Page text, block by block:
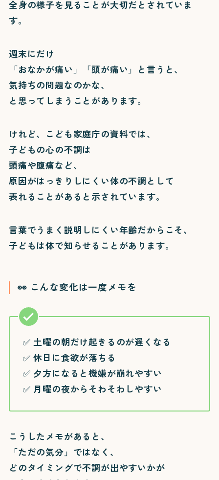
教育理念 園の紹介
入園案内 園庭開放
全身の様子を見ることが大切だとされていま
す。
週末にだけ
「おなかが痛い」「頭が痛い」と言うと、
気持ちの問題なのかな、
と思ってしまうことがあります。
けれど、こども家庭庁の資料では、
子どもの心の不調は
頭痛や腹痛など、
原因がはっきりしにくい体の不調として
表れることがあると示されています。
言葉でうまく説明しにくい年齢だからこそ、
子どもは体で知らせることがあります。
👀 こんな変化は一度メモを
✅ 土曜の朝だけ起きるのが遅くなる
✅ 休日に食欲が落ちる
✅ 夕方になると機嫌が崩れやすい
✅ 月曜の夜からそわそわしやすい
こうしたメモがあると、
「ただの気分」ではなく、
どのタイミングで不調が出やすいかが